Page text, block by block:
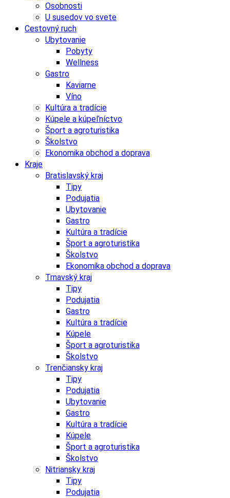
Osobnosti
U susedov vo svete
Cestovný ruch
Ubytovanie
Pobyty
Wellness
Gastro
Kaviarne
Víno
Kultúra a tradície
Kúpele a kúpeľníctvo
Šport a agroturistika
Školstvo
Ekonomika obchod a doprava
Kraje
Bratislavský kraj
Tipy
Podujatia
Ubytovanie
Gastro
Kultúra a tradície
Šport a agroturistika
Školstvo
Ekonomika obchod a doprava
Trnavský kraj
Tipy
Podujatia
Gastro
Kultúra a tradície
Kúpele
Šport a agroturistika
Školstvo
Trenčiansky kraj
Tipy
Podujatia
Ubytovanie
Gastro
Kultúra a tradície
Kúpele
Šport a agroturistika
Školstvo
Nitriansky kraj
Tipy
Podujatia